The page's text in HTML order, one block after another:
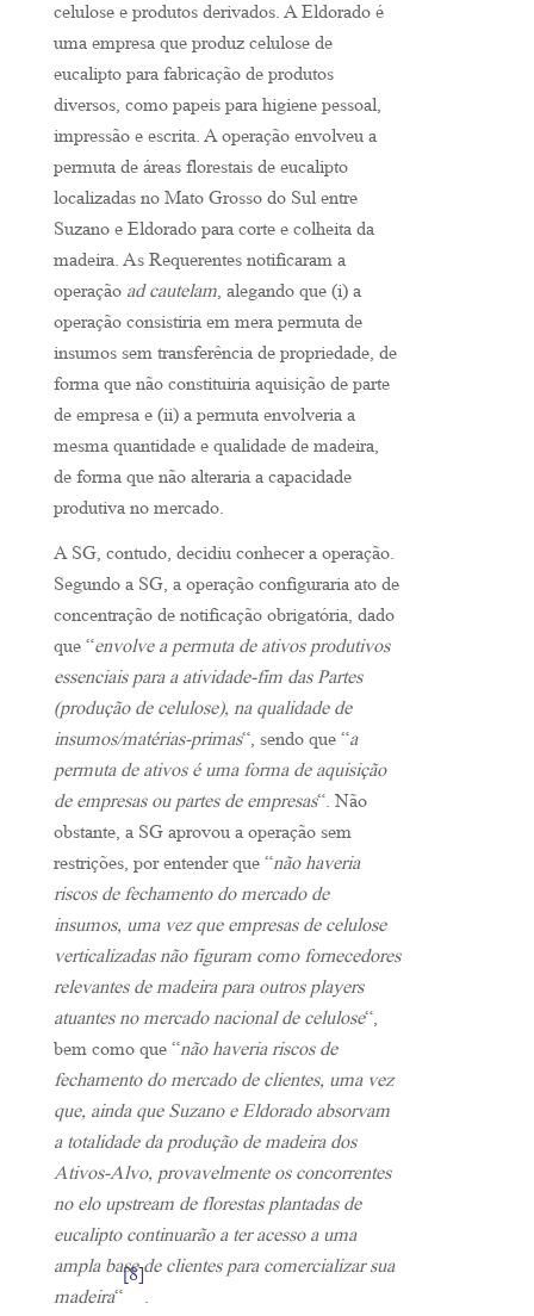
celulose e produtos derivados. A Eldorado é
uma empresa que produz celulose de
eucalipto para fabricação de produtos
diversos, como papeis para higiene pessoal,
impressão e escrita. A operação envolveu a
permuta de áreas florestais de eucalipto
localizadas no Mato Grosso do Sul entre
Suzano e Eldorado para corte e colheita da
madeira. As Requerentes notificaram a
operação ad cautelam, alegando que (i) a
operação consistiria em mera permuta de
insumos sem transferência de propriedade, de
forma que não constituiria aquisição de parte
de empresa e (ii) a permuta envolveria a
mesma quantidade e qualidade de madeira,
de forma que não alteraria a capacidade
produtiva no mercado.
A SG, contudo, decidiu conhecer a operação.
Segundo a SG, a operação configuraria ato de
concentração de notificação obrigatória, dado
que “envolve a permuta de ativos produtivos
essenciais para a atividade-fim das Partes
(produção de celulose), na qualidade de
insumos/matérias-primas“, sendo que “a
permuta de ativos é uma forma de aquisição
de empresas ou partes de empresas“. Não
obstante, a SG aprovou a operação sem
restrições, por entender que “não haveria
riscos de fechamento do mercado de
insumos, uma vez que empresas de celulose
verticalizadas não figuram como fornecedores
relevantes de madeira para outros players
atuantes no mercado nacional de celulose“,
bem como que “não haveria riscos de
fechamento do mercado de clientes, uma vez
que, ainda que Suzano e Eldorado absorvam
a totalidade da produção de madeira dos
Ativos-Alvo, provavelmente os concorrentes
no elo upstream de florestas plantadas de
eucalipto continuarão a ter acesso a uma
ampla base de clientes para comercializar sua
madeira“
[8]
.